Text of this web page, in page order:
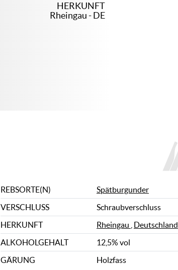
HERKUNFT
Rheingau - DE
REBSORTE(N) Spätburgunder
VERSCHLUSS
Schraubverschluss
HERKUNFT
Rheingau Deutschland
ALKOHOLGEHALT
12,5% vol
GÄRUNG
Holzfass